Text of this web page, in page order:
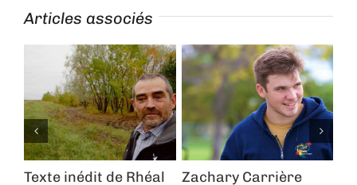
Articles associés
Texte inédit de Rhéal
Zachary Carrière